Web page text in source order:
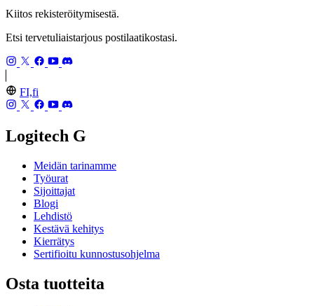
Kiitos rekisteröitymisestä.
Etsi tervetuliaistarjous postilaatikostasi.
FI,fi
Logitech G
Meidän tarinamme
Työurat
Sijoittajat
Blogi
Lehdistö
Kestävä kehitys
Kierrätys
Sertifioitu kunnostusohjelma
Osta tuotteita